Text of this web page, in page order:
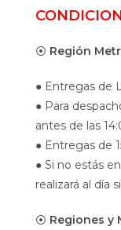
⦿ Región
● Entregas de
● Para
antes de las
● Entregas de
● Si no estás
realizará al día
⦿ Regiones y